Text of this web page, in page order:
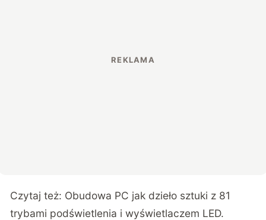
Czytaj też: Obudowa PC jak dzieło sztuki z 81
trybami podświetlenia i wyświetlaczem LED.